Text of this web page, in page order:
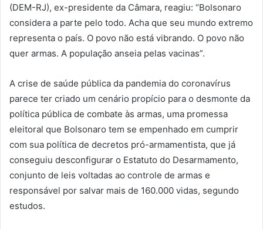
(DEM-RJ), ex-presidente da Câmara, reagiu: “Bolsonaro
considera a parte pelo todo. Acha que seu mundo extremo
representa o país. O povo não está vibrando. O povo não
quer armas. A população anseia pelas vacinas”.
A crise de saúde pública da pandemia do coronavírus
parece ter criado um cenário propício para o desmonte da
política pública de combate às armas, uma promessa
eleitoral que Bolsonaro tem se empenhado em cumprir
com sua política de decretos pró-armamentista, que já
conseguiu desconfigurar o Estatuto do Desarmamento,
conjunto de leis voltadas ao controle de armas e
responsável por salvar mais de 160.000 vidas, segundo
estudos.